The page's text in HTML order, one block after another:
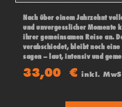
Nach über einem Jahrzehnt
und unvergesslicher Momente
ihrer gemeinsamen Reise an.
verabschiedet, bleibt noch
sagen – laut, intensiv und
ihrer Seite: VOGELFREY.
33,00€ inkl.